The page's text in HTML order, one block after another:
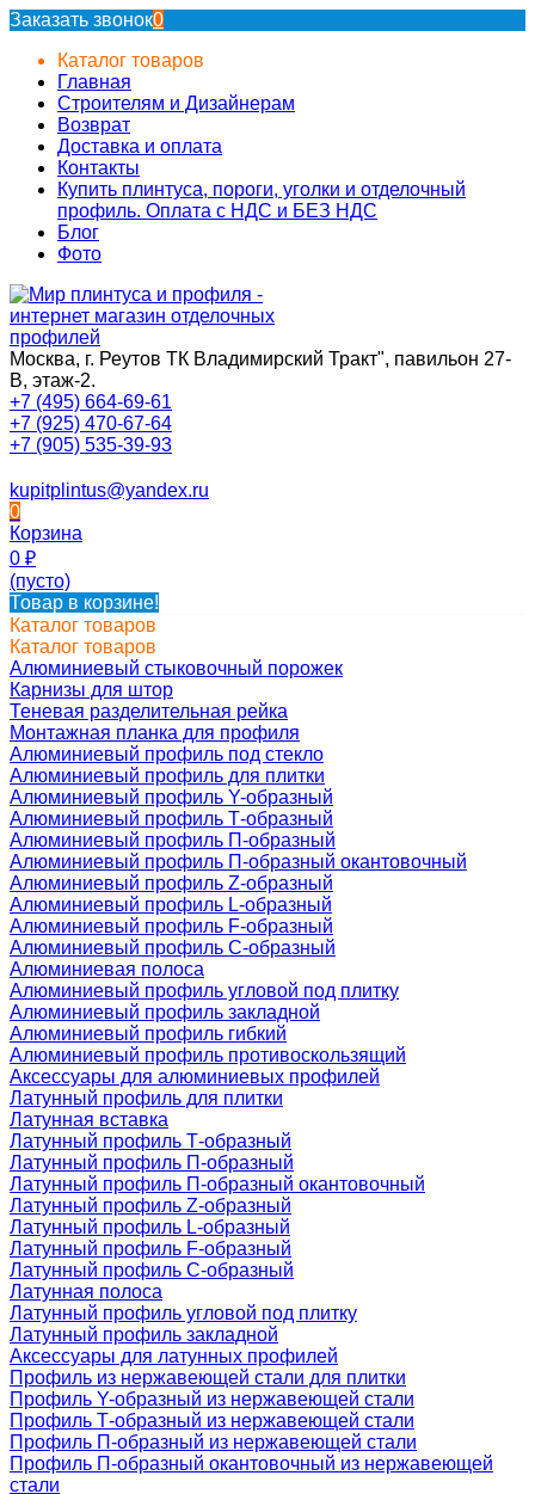
Заказать звонок0
Каталог товаров
Главная
Строителям и Дизайнерам
Возврат
Доставка и оплата
Контакты
Купить плинтуса, пороги, уголки и отделочный
профиль. Оплата с НДС и БЕЗ НДС
Блог
Фото
Москва, г. Реутов ТК Владимирский Тракт", павильон 27-
В, этаж-2.
+7 (495) 664-69-61
+7 (925) 470-67-64
+7 (905) 535-39-93
kupitplintus@yandex.ru
0
Корзина
0 ₽
(пусто)
Товар в корзине!
Каталог товаров
Каталог товаров
Алюминиевый стыковочный порожек
Карнизы для штор
Теневая разделительная рейка
Монтажная планка для профиля
Алюминиевый профиль под стекло
Алюминиевый профиль для плитки
Алюминиевый профиль Y-образный
Алюминиевый профиль Т-образный
Алюминиевый профиль П-образный
Алюминиевый профиль П-образный окантовочный
Алюминиевый профиль Z-образный
Алюминиевый профиль L-образный
Алюминиевый профиль F-образный
Алюминиевый профиль C-образный
Алюминиевая полоса
Алюминиевый профиль угловой под плитку
Алюминиевый профиль закладной
Алюминиевый профиль гибкий
Алюминиевый профиль противоскользящий
Аксессуары для алюминиевых профилей
Латунный профиль для плитки
Латунная вставка
Латунный профиль Т-образный
Латунный профиль П-образный
Латунный профиль П-образный окантовочный
Латунный профиль Z-образный
Латунный профиль L-образный
Латунный профиль F-образный
Латунный профиль C-образный
Латунная полоса
Латунный профиль угловой под плитку
Латунный профиль закладной
Аксессуары для латунных профилей
Профиль из нержавеющей стали для плитки
Профиль Y-образный из нержавеющей стали
Профиль Т-образный из нержавеющей стали
Профиль П-образный из нержавеющей стали
Профиль П-образный окантовочный из нержавеющей
стали